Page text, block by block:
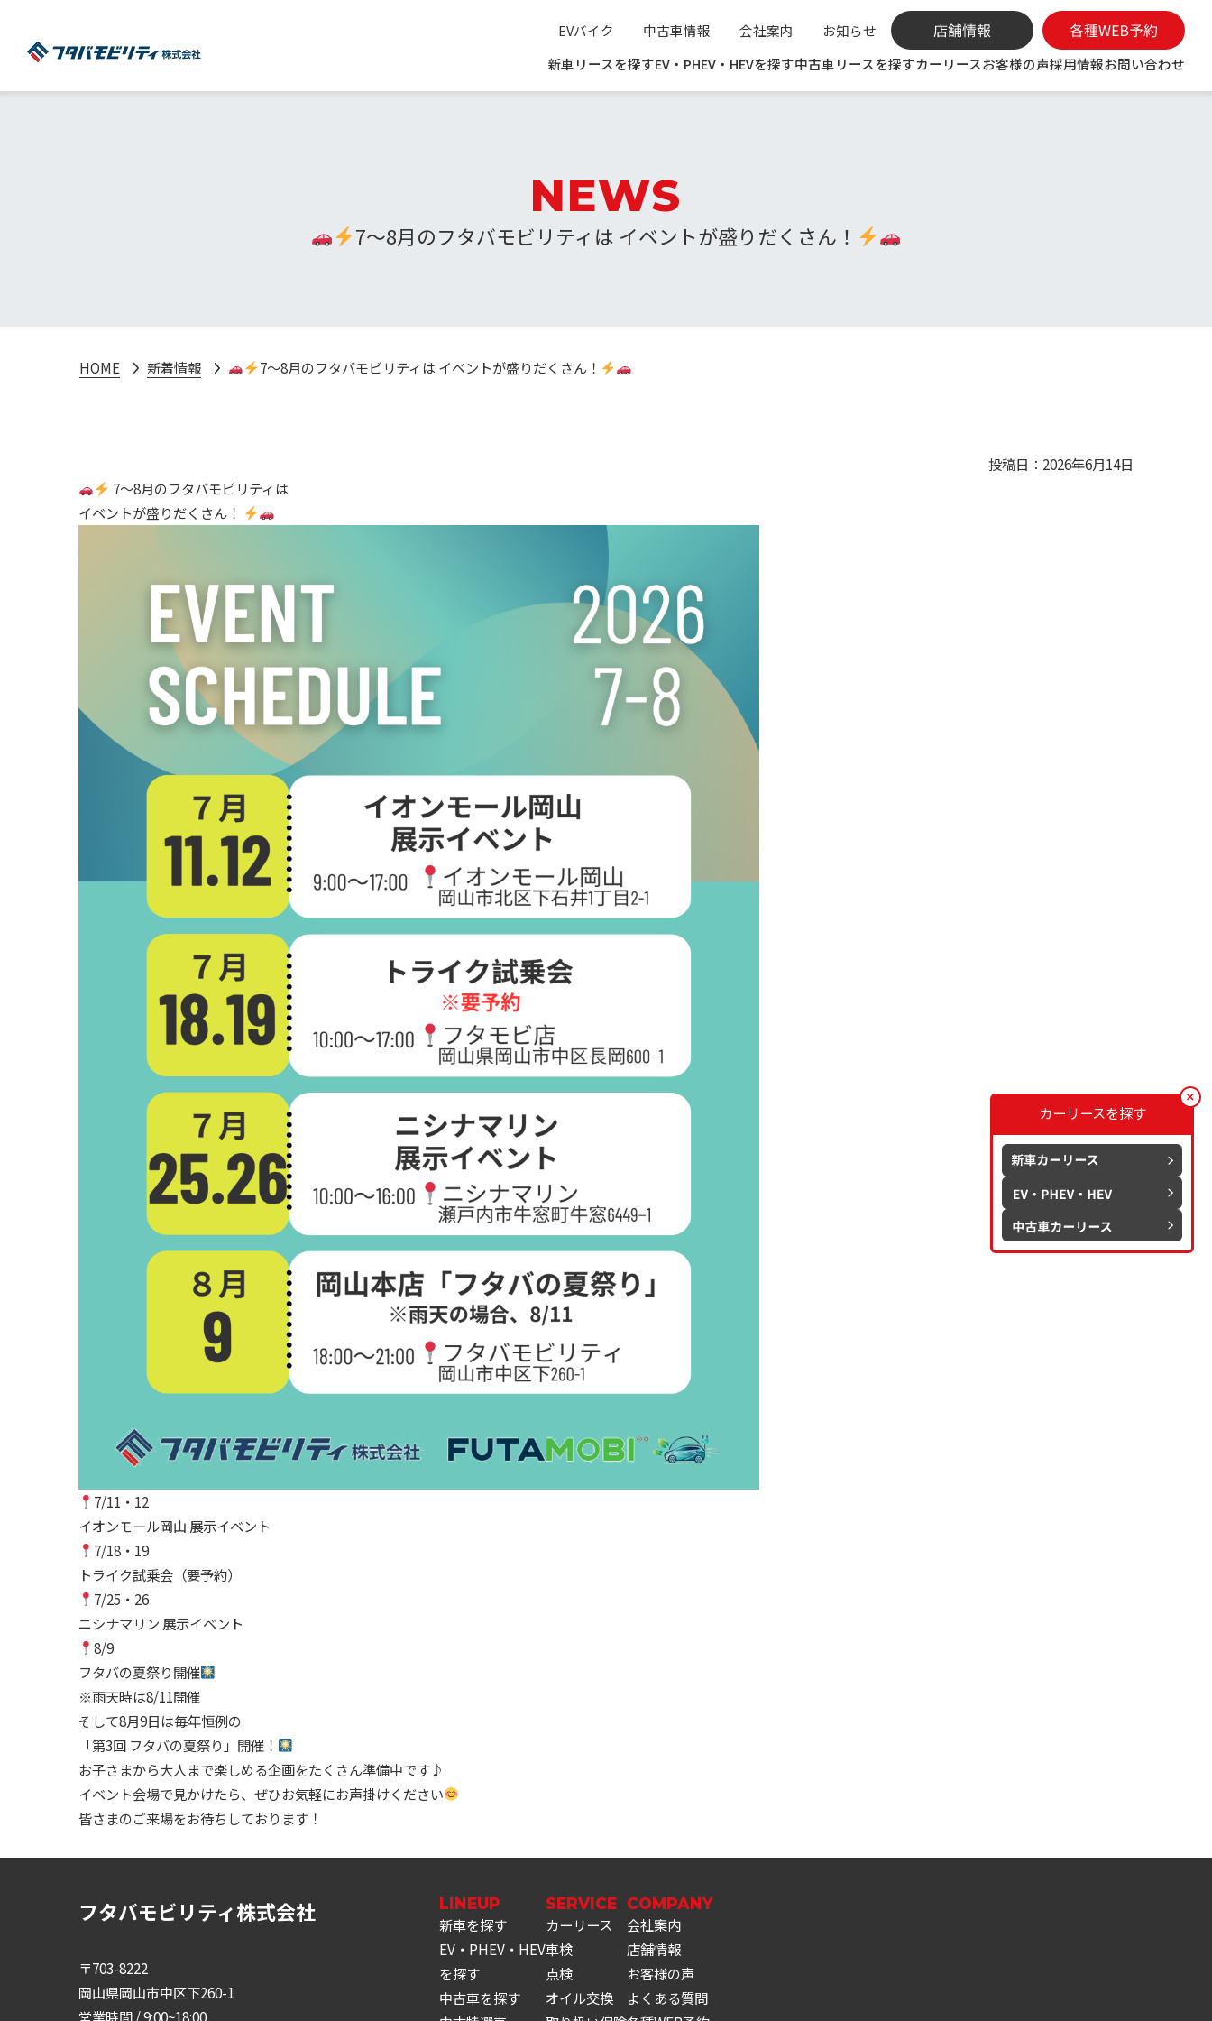
EVバイク 中古車情報 会社案内
お知らせ
新車リースを探すEV・PHEV・HEVを探す中古車リースを探すカーリースお客様の声採用情報お問い合わせ
NEWS
7～8月のフタバモビリティは イベントが盛りだくさん！
HOME 新着情報 7～8月のフタバモビリティは イベントが盛りだくさん！
投稿日：2026年6月14日
7～8月のフタバモビリティは
イベントが盛りだくさん！
7/11・12
イオンモール岡山 展示イベント
7/18・19
トライク試乗会（要予約）
7/25・26
ニシナマリン 展示イベント
8/9
フタバの夏祭り開催
※雨天時は8/11開催
そして8月9日は毎年恒例の
「第3回 フタバの夏祭り」開催！
お子さまから大人まで楽しめる企画をたくさん準備中です♪
イベント会場で見かけたら、ぜひお気軽にお声掛けください
皆さまのご来場をお待ちしております！
フタバモビリティ株式会社
〒703-8222
岡山県岡山市中区下260-1
営業時間 / 9:00~18:00
LINEUP
新車を探す
EV・PHEV・HEV
を探す
中古車を探す
SERVICE
カーリース
車検
点検
オイル交換
COMPANY
会社案内
店舗情報
お客様の声
よくある質問
カーリースを探す